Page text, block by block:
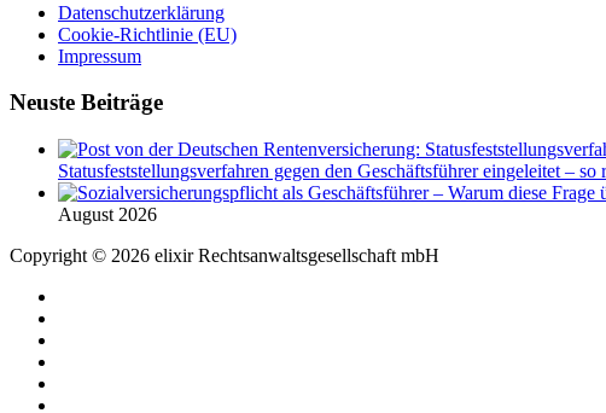
Datenschutzerklärung
Cookie-Richtlinie (EU)
Impressum
Neuste Beiträge
Statusfeststellungsverfahren gegen den Geschäftsführer eingeleitet – so
August 2026
Copyright © 2026 elixir Rechtsanwaltsgesellschaft mbH